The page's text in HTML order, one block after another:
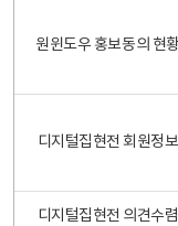
원윈도우 홍보동의 현황
디지털집현전 회원정보
디지털집현전 의견수렴